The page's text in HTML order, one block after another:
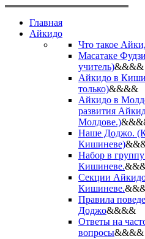
Главная
Айкидо
Что такое
Масатаке
учитель)&&&&
Айкидо в
только)&&&&
Айкидо в
развития
Молдове.)
Наше Доджо.
Кишиневе)
Набор в
Кишиневе.
Секции
Кишиневе.
Правила
Доджо&&&&
Ответы на
вопросы&&&&